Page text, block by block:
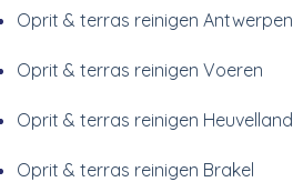
Oprit & terras reinigen Antwerpen
Oprit & terras reinigen Voeren
Oprit & terras reinigen Heuvelland
Oprit & terras reinigen Brakel